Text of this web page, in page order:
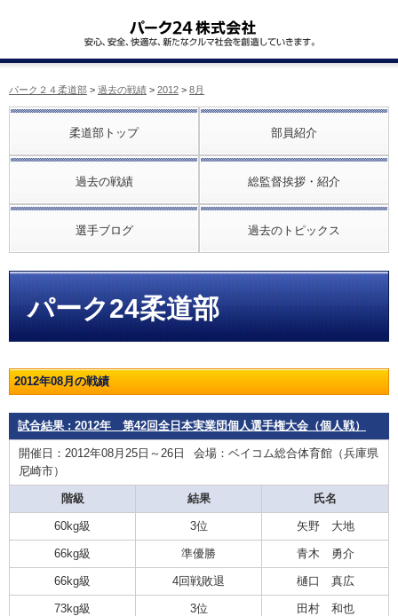
パーク２４柔道部 > 過去の戦績 > 2012 > 8月
柔道部トップ 部員紹介
過去の戦績 総監督挨拶・紹介
選手ブログ 過去のトピックス
パーク24柔道部
2012年08月の戦績
試合結果 : 2012年 第42回全日本実業団個人選手権大会（個人戦）
開催日：2012年08月25日～26日
会場：ベイコム総合体育館（兵庫県
尼崎市）
階級 結果 氏名
60kg級 3位 矢野 大地
66kg級 準優勝 青木 勇介
66kg級 4回戦敗退 樋口 真広
73kg級 3位 田村 和也